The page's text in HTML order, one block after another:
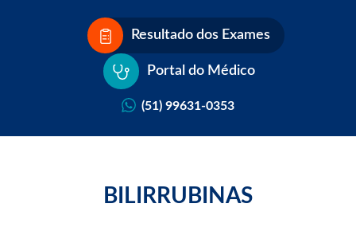
Resultado dos Exames
Portal do Médico
(51) 99631-0353
BILIRRUBINAS